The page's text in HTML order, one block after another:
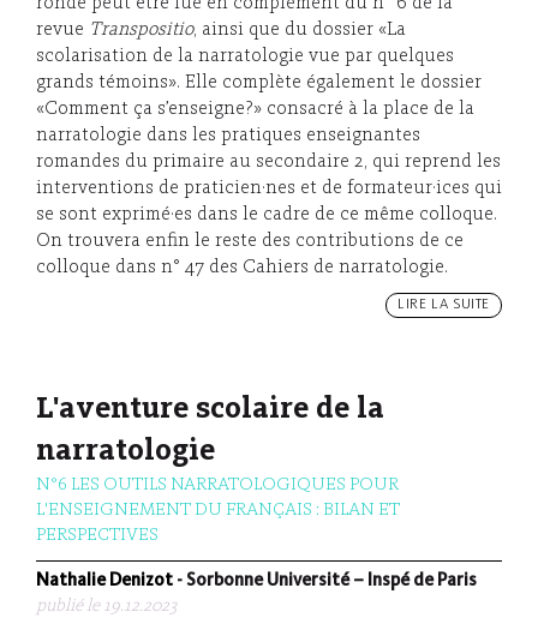
ronde peut être lue en complément du n° 6 de la
revue Transpositio, ainsi que du dossier «La
scolarisation de la narratologie vue par quelques
grands témoins». Elle complète également le dossier
«Comment ça s’enseigne?» consacré à la place de la
narratologie dans les pratiques enseignantes
romandes du primaire au secondaire 2, qui reprend les
interventions de praticien·nes et de formateur·ices qui
se sont exprimé·es dans le cadre de ce même colloque.
On trouvera enfin le reste des contributions de ce
colloque dans n° 47 des Cahiers de narratologie.
LIRE LA SUITE
L'aventure scolaire de la
narratologie
N°6 LES OUTILS NARRATOLOGIQUES POUR
L'ENSEIGNEMENT DU FRANÇAIS : BILAN ET
PERSPECTIVES
Nathalie Denizot - Sorbonne Université – Inspé de Paris
publié le 19.12.2023